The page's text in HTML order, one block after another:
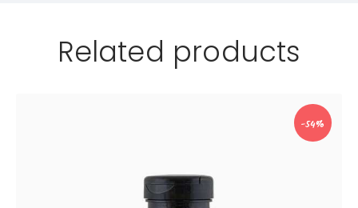
Related products
-54%